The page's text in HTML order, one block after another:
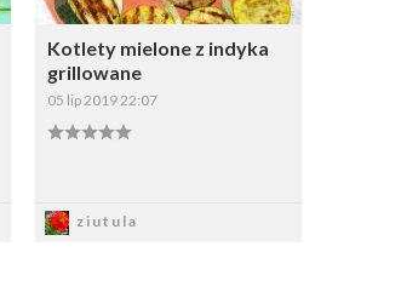
Kotlety mielone z indyka
grillowane
05 lip 2019 22:07
ziutula